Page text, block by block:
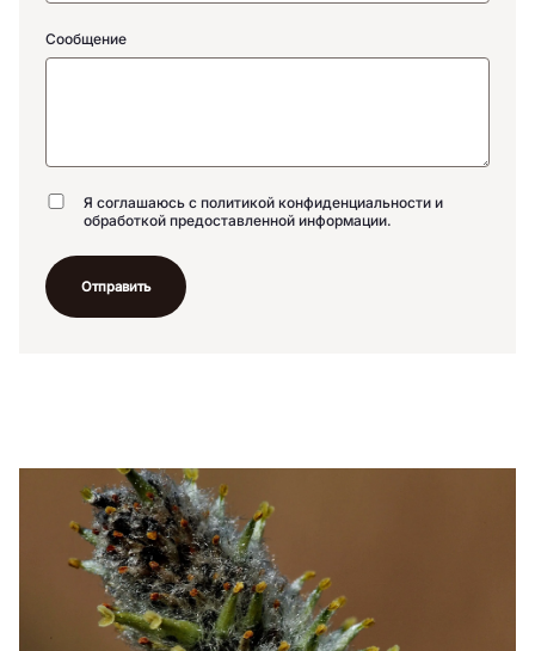
Сообщение
Я соглашаюсь с политикой конфиденциальности и
обработкой предоставленной информации.
Отправить